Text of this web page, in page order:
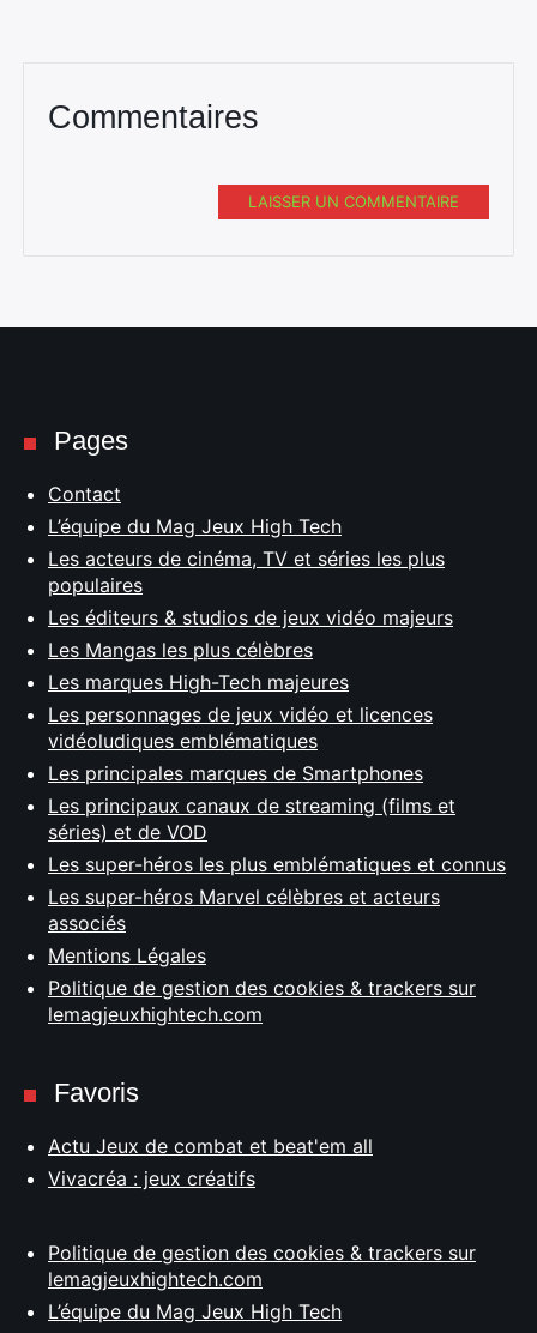
Commentaires
LAISSER UN COMMENTAIRE
Pages
Contact
L’équipe du Mag Jeux High Tech
Les acteurs de cinéma, TV et séries les plus
populaires
Les éditeurs & studios de jeux vidéo majeurs
Les Mangas les plus célèbres
Les marques High-Tech majeures
Les personnages de jeux vidéo et licences
vidéoludiques emblématiques
Les principales marques de Smartphones
Les principaux canaux de streaming (films et
séries) et de VOD
Les super-héros les plus emblématiques et connus
Les super-héros Marvel célèbres et acteurs
associés
Mentions Légales
Politique de gestion des cookies & trackers sur
lemagjeuxhightech.com
Favoris
Actu Jeux de combat et beat'em all
Vivacréa : jeux créatifs
Politique de gestion des cookies & trackers sur
lemagjeuxhightech.com
L’équipe du Mag Jeux High Tech